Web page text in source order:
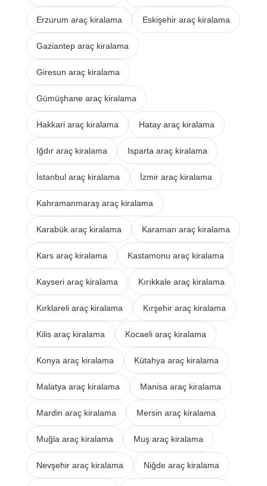
Erzurum araç kiralama Eskişehir araç kiralama
Gaziantep araç kiralama
Giresun araç kiralama
Gümüşhane araç kiralama
Hakkari araç kiralama Hatay araç kiralama
Iğdır araç kiralama Isparta araç kiralama
İstanbul araç kiralama İzmir araç kiralama
Kahramanmaraş araç kiralama
Karabük araç kiralama Karaman araç kiralama
Kars araç kiralama Kastamonu araç kiralama
Kayseri araç kiralama Kırıkkale araç kiralama
Kırklareli araç kiralama Kırşehir araç kiralama
Kilis araç kiralama Kocaeli araç kiralama
Konya araç kiralama Kütahya araç kiralama
Malatya araç kiralama Manisa araç kiralama
Mardin araç kiralama Mersin araç kiralama
Muğla araç kiralama Muş araç kiralama
Nevşehir araç kiralama Niğde araç kiralama